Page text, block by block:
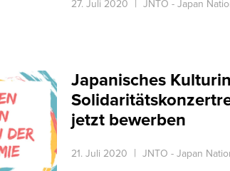
27. Juli 2020 JNTO - Japan
Japanisches
jetzt bewerben
21. Juli 2020 JNTO - Japan